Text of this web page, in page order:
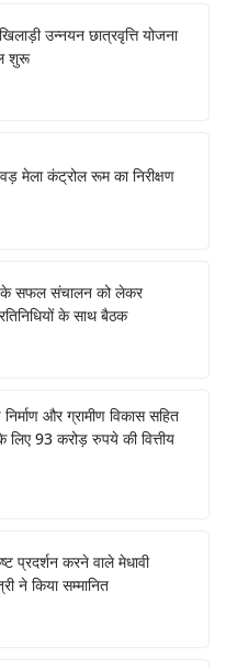
उन्नयन छात्रवृत्ति योजना
शुरू
मेला कंट्रोल रूम का निरीक्षण
सफल संचालन को लेकर
के साथ बैठक
और ग्रामीण विकास सहित
93 करोड़ रुपये की वित्तीय
प्रदर्शन करने वाले मेधावी
ने किया सम्मानित